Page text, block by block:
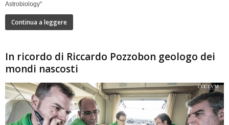
Astrobiology"
Continua a leggere
In ricordo di Riccardo Pozzobon geologo dei
mondi nascosti